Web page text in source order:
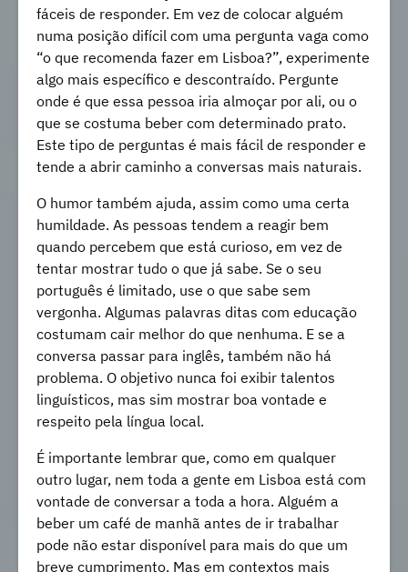
fáceis de responder. Em vez de colocar alguém
numa posição difícil com uma pergunta vaga como
“o que recomenda fazer em Lisboa?”, experimente
algo mais específico e descontraído. Pergunte
onde é que essa pessoa iria almoçar por ali, ou o
que se costuma beber com determinado prato.
Este tipo de perguntas é mais fácil de responder e
tende a abrir caminho a conversas mais naturais.
O humor também ajuda, assim como uma certa
humildade. As pessoas tendem a reagir bem
quando percebem que está curioso, em vez de
tentar mostrar tudo o que já sabe. Se o seu
português é limitado, use o que sabe sem
vergonha. Algumas palavras ditas com educação
costumam cair melhor do que nenhuma. E se a
conversa passar para inglês, também não há
problema. O objetivo nunca foi exibir talentos
linguísticos, mas sim mostrar boa vontade e
respeito pela língua local.
É importante lembrar que, como em qualquer
outro lugar, nem toda a gente em Lisboa está com
vontade de conversar a toda a hora. Alguém a
beber um café de manhã antes de ir trabalhar
pode não estar disponível para mais do que um
breve cumprimento. Mas em contextos mais